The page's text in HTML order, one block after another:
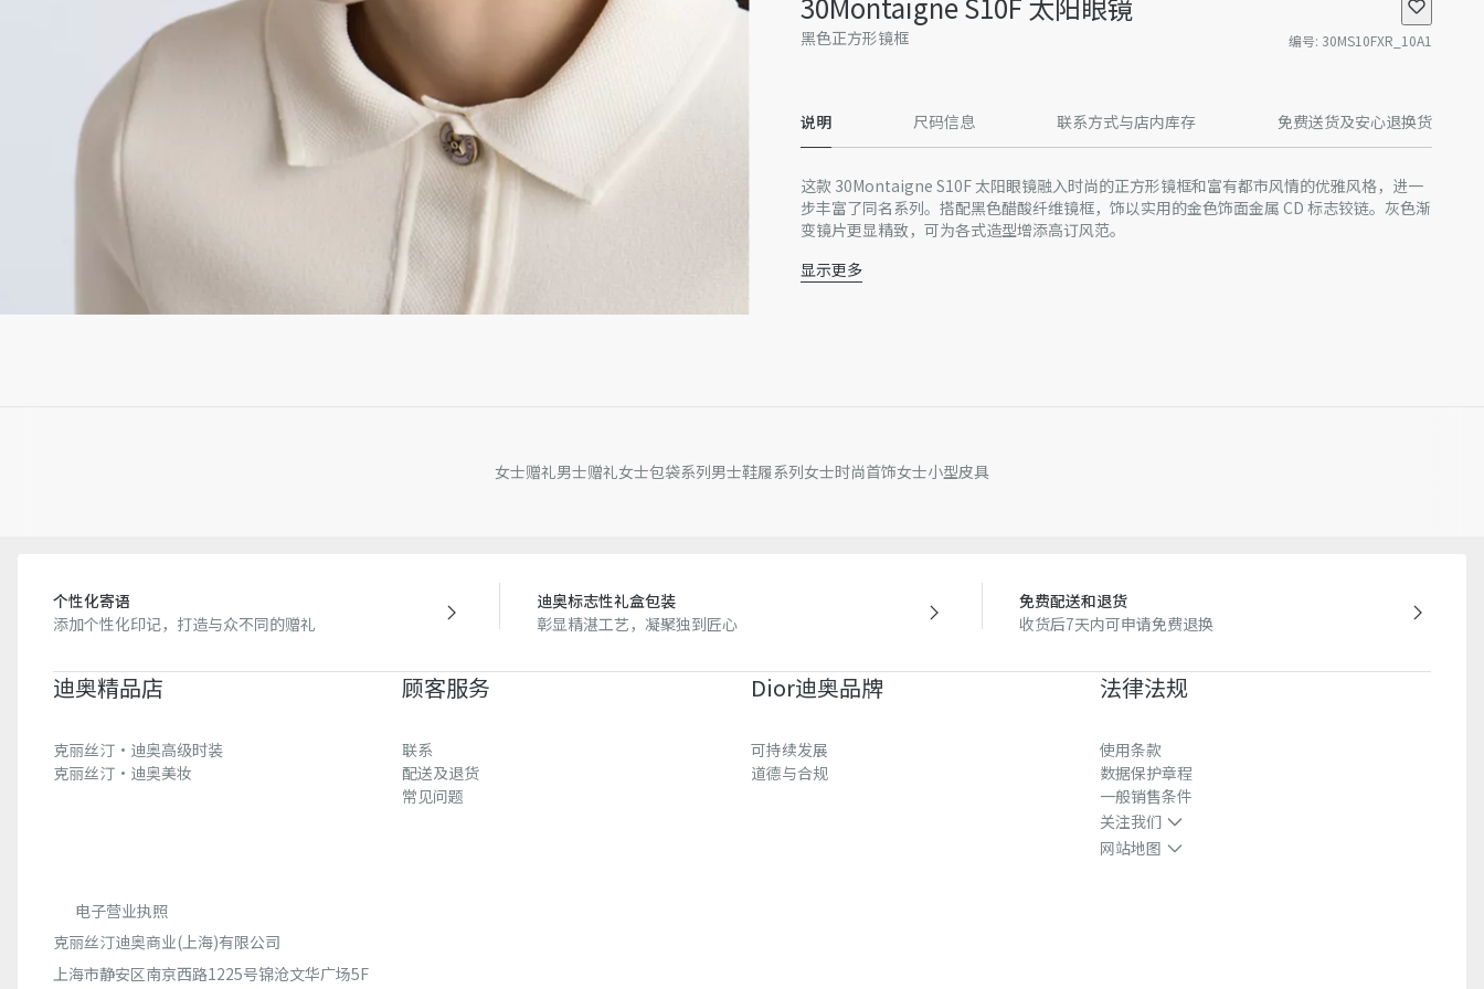
黑色正方形镜框 编号: 30MS10FXR_10A1
说明 尺码信息 联系方式与店内库存 免费送货及安心退换货
这款 30Montaigne S10F 太阳眼镜融入时尚的正方形镜框和富有都市风情的优雅风格，进一
步丰富了同名系列。搭配黑色醋酸纤维镜框，饰以实用的金色饰面金属 CD 标志铰链。灰色渐
变镜片更显精致，可为各式造型增添高订风范。
金色饰面 Dior 标志
显示更多
女士赠礼男士赠礼女士包袋系列男士鞋履系列女士时尚首饰女士小型皮具
个性化寄语
添加个性化印记，打造与众不同的赠礼
迪奥标志性礼盒包装
彰显精湛工艺，凝聚独到匠心
免费配送和退货
收货后7天内可申请免费退换
迪奥精品店
克丽丝汀·迪奥高级时装
克丽丝汀·迪奥美妆
顾客服务
联系
配送及退货
常见问题
Dior迪奥品牌
可持续发展
道德与合规
法律法规
使用条款
数据保护章程
一般销售条件
关注我们
网站地图
电子营业执照
克丽丝汀迪奥商业(上海)有限公司
上海市静安区南京西路1225号锦沧文华广场5F